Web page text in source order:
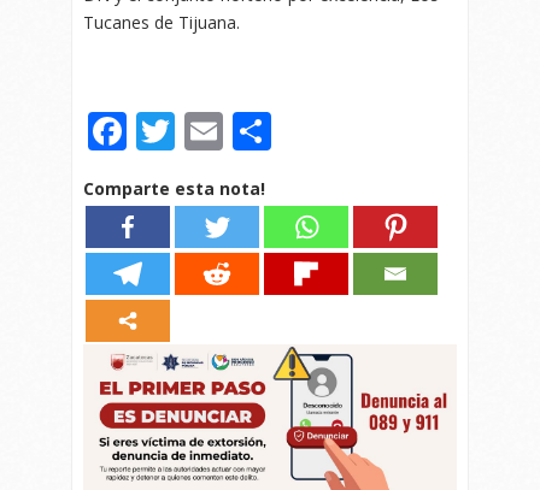
Tucanes de Tijuana.
Facebook
Twitter
Email
Comparte esta nota!